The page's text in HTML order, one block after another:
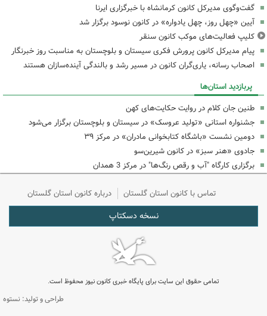
گفت‌وگوی مدیرکل کانون کرمانشاه با خبرگزاری ایرنا
آیین «چهل روز، چهل یادواره» در کانون نوسود برگزار شد
کلیپ فعالیت‌های موکب کانون سنقر
پیام مدیرکل کانون پرورش فکری سیستان و بلوچستان به مناسبت روز خبرنگار
اصحاب رسانه، یاری‌گران کانون در مسیر رشد و بالندگی آینده‌سازان هستند
پربازدید استان‌ها
طنین جان کلام در روایت حکایت‌های کهن
جشنواره استانی «تولید عروسک» در سیستان و بلوچستان برگزار می‌شود
دومین نشست «باشگاه کتابخوانی مادران» در مرکز ۳۹
جادوی «هنر سبز» در کانون شیرین‌سو
برگزاری کارگاه "آب و رقص رنگ‌ها" در مرکز 3 همدان
تماس با کانون استان گلستان درباره کانون استان گلستان
نسخه دسکتاپ
تمامی حقوق این سایت برای پایگاه خبری کانون نیوز محفوظ است.
طراحی و تولید: نستوه